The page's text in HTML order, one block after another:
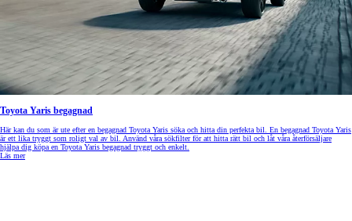
Toyota Yaris begagnad
Här kan du som är ute efter en begagnad Toyota Yaris söka och hitta din perfekta bil. En begagnad Toyota Yaris
är ett lika tryggt som roligt val av bil. Använd våra sökfilter för att hitta rätt bil och låt våra återförsäljare
hjälpa dig köpa en Toyota Yaris begagnad tryggt och enkelt.
Läs mer